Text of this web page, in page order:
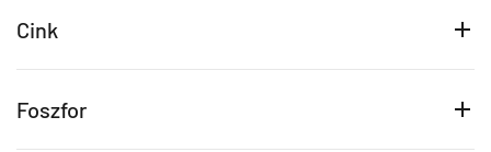
Cink
Foszfor